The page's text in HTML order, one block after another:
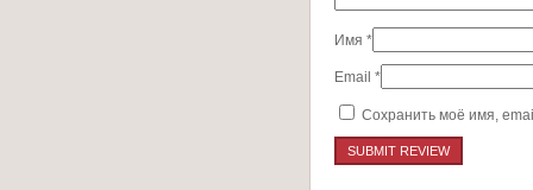
Имя *
Email *
Сохранить моё имя,